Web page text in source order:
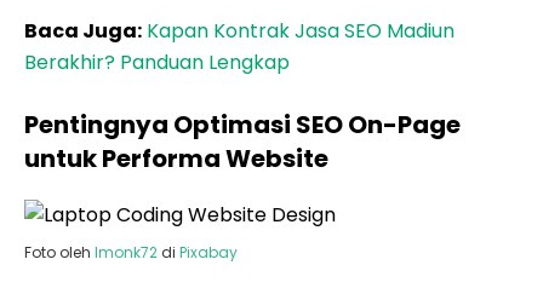
Baca Juga: Kapan Kontrak Jasa SEO Madiun
Berakhir? Panduan Lengkap
Pentingnya Optimasi SEO On-Page
untuk Performa Website
Foto oleh lmonk72 di Pixabay